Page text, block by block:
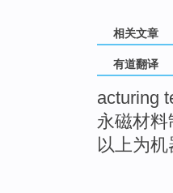
相关文章
有道翻译
acturing
永磁材
以上为